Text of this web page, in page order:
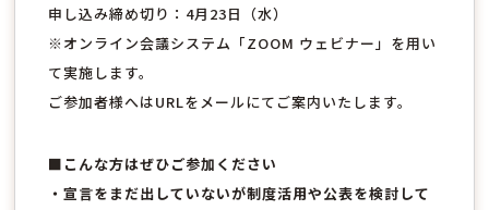
申し込み締め切り：4月23日（水）
※オンライン会議システム「ZOOM ウェビナー」を用い
て実施します。
ご参加者様へはURLをメールにてご案内いたします。
■こんな方はぜひご参加ください
・宣言をまだ出していないが制度活用や公表を検討して